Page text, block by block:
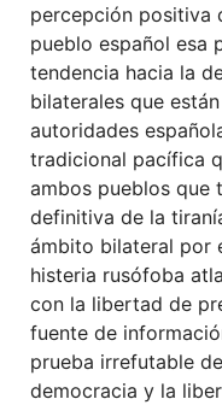
percepción positiva
pueblo español esa
tendencia hacia la
bilaterales que
autoridades
tradicional pacífica
ambos pueblos que
definitiva de la
ámbito bilateral por
histeria rusófoba
con la libertad de
fuente de
prueba irrefutable
democracia y la